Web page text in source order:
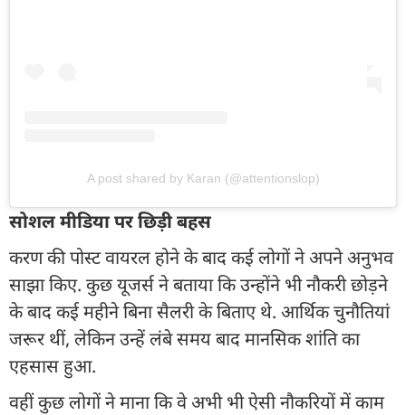
A post shared by Karan (@attentionslop)
सोशल मीडिया पर छिड़ी बहस
करण की पोस्ट वायरल होने के बाद कई लोगों ने अपने अनुभव
साझा किए. कुछ यूजर्स ने बताया कि उन्होंने भी नौकरी छोड़ने
के बाद कई महीने बिना सैलरी के बिताए थे. आर्थिक चुनौतियां
जरूर थीं, लेकिन उन्हें लंबे समय बाद मानसिक शांति का
एहसास हुआ.
वहीं कुछ लोगों ने माना कि वे अभी भी ऐसी नौकरियों में काम